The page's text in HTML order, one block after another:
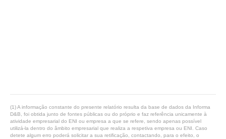
(1) A informação constante do presente relatório resulta da base de dados da Informa
D&B, foi obtida junto de fontes públicas ou do próprio e faz referência unicamente à
atividade empresarial do ENI ou empresa a que se refere, sendo apenas possível
utilizá-la dentro do âmbito empresarial que realiza a respetiva empresa ou ENI. Caso
detete algum erro poderá solicitar a sua retificação, contactando, para o efeito, o